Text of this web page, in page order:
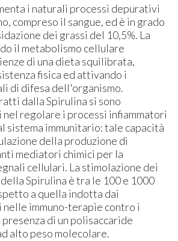
i naturali processi depurativi
compreso il sangue, ed è in grado
dei grassi del 10,5%. La
il metabolismo cellulare
di una dieta squilibrata,
fisica ed attivando i
di difesa dell'organismo.
dalla Spirulina si sono
regolare i processi infiammatori
sistema immunitario: tale capacità
della produzione di
mediatori chimici per la
cellulari. La stimolazione dei
Spirulina è tra le 100 e 1000
a quella indotta dai
immuno-terapie contro i
di un polisaccaride
alto peso molecolare.